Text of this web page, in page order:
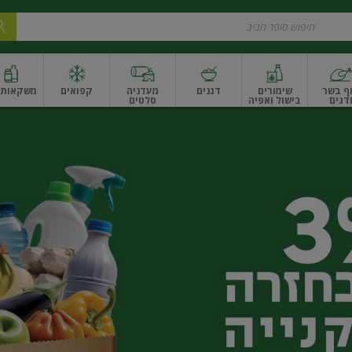
בשר
ודגים
שימורים
בישול ואפיה
דגנים מעדניה
סלטים
ונקניקים
קפואים משקאות
ואגוזיםפירות יבשים ארוזפירות יבשים בתפזורתפיצוחים, אגוזים